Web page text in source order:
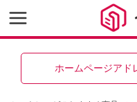
ホームページアド